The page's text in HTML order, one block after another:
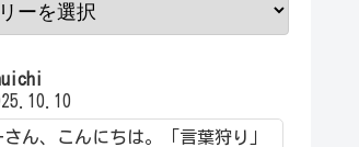
さん、こんにちは。「言葉狩り」